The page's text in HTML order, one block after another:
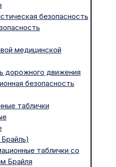
безопасность
медицинской
дорожного движения
безопасность
таблички
таблички со
Брайля